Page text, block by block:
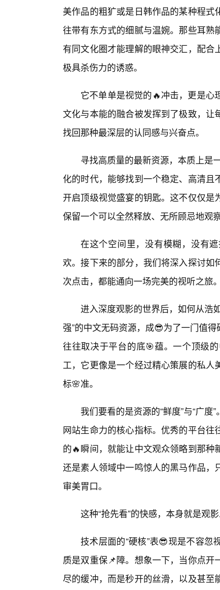
美作品的粗犷或是日韩作品的某种程
往带有东方式的细腻与温婉。那些耳
有同文化圈才能理解的眼神交汇，配
极具杀伤力的诱惑。
它不单单是视觉的🔥冲击，更是
文化与本能的融合被发挥到了极致，
找回那种最深层的认同感与兴奋点。
寻找高质量的最新资源，本质上是
化的时代，能够找到一个稳定、高清
开启顶级视觉盛宴的钥匙。这不仅仅
保留一个可以全然释放、无所顾忌地观
在这个空间里，没有模糊，没有
欢。接下来的部分，我们将深入探讨
次点击，都能通向一场完美的视听之旅
进入深度观影的世界后，如何从浩
强”的中文无码资源，成😎为了一门值
往往取决于平台的底🎯蕴。一个顶级
工，它更像是一个经过精心策展的私
标🌸准。
我们要看的是资源的“鲜度”与“广
网站生命力的核心指标。优秀的平台
的🔥瞬间，就能让中文观众领略到那
还是素人领域中一鸣惊人的黑马作品
审美胃口。
这种“抢先看”的快感，本身就是观
技术层面的“硬核”表😎现是不容
质是双重保📌障。想象一下，当你点
尽的缓冲，而是秒开的丝滑，以及甚